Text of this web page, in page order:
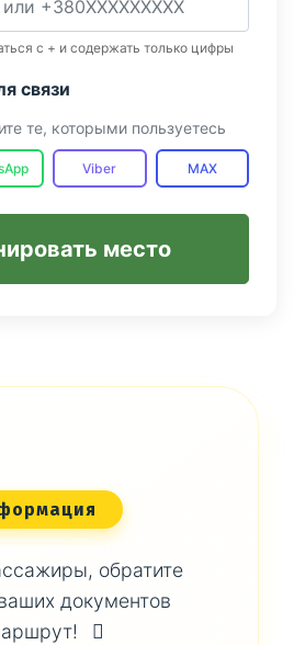
с + и содержать только цифры
связи
те, которыми пользуетесь
Viber MAX
место
обратите
документов